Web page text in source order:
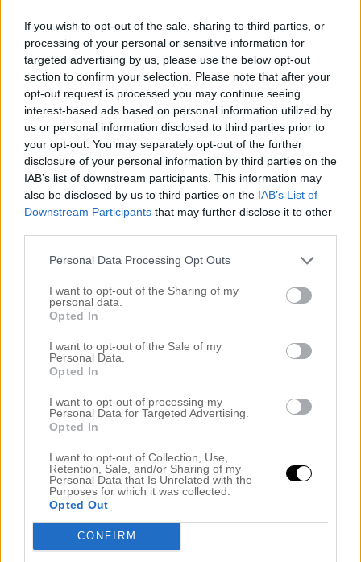
If you wish to opt-out of the sale, sharing to third parties, or
processing of your personal or sensitive information for
targeted advertising by us, please use the below opt-out
section to confirm your selection. Please note that after your
opt-out request is processed you may continue seeing
interest-based ads based on personal information utilized by
us or personal information disclosed to third parties prior to
your opt-out. You may separately opt-out of the further
disclosure of your personal information by third parties on the
IAB’s list of downstream participants. This information may
also be disclosed by us to third parties on the IAB’s List of
Downstream Participants that may further disclose it to other
Personal Data Processing Opt Outs
I want to opt-out of the Sharing of my
personal data.
Opted In
I want to opt-out of the Sale of my
Personal Data.
Opted In
I want to opt-out of processing my
Personal Data for Targeted Advertising.
Opted In
I want to opt-out of Collection, Use,
Retention, Sale, and/or Sharing of my
Personal Data that Is Unrelated with the
Purposes for which it was collected.
Opted Out
CONFIRM
november 29, 2015 kl. 6:14 e m
Om jag vann ett presentkort hos ConfidentLiving.se
skulle jag utan tvekan investera i en Origo
ljusterapilampa från INNOSOL. Denna produkt förenar
nytta med funktion och det är ju som att slå två flugor i
en smäll!
Svara
Åsa A skriver:
november 29, 2015 kl. 6:27 e m
1. Om jag vinner lägger jag presentkortet som
delbetalning för taklampan jag länge spanat på;
Skyline.
http://confidentliving.se/produkt/skyline-liten-taklampa
2. Anmäld till nyhetsbrev!
3. Tack för en toppenblogg!
Svara
Marie Hanssonskriver:
november 29, 2015 kl. 7:27 e m
Jag är kär i EOS Fjäderlampa så en sådan hade jag
gärna köpt. Håller tummar och tår.
Svara